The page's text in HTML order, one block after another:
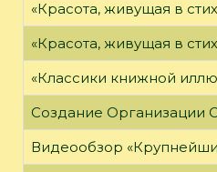
«Красота, живущая в
«Красота, живущая в
«Классики книжной
Создание
Видеообзор